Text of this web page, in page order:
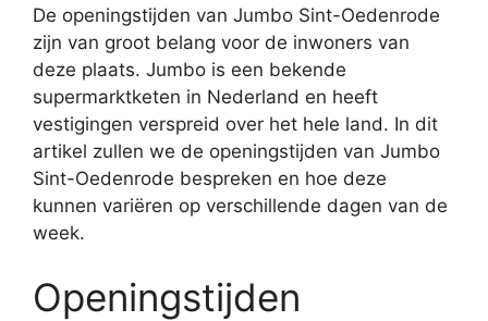
De openingstijden van Jumbo Sint-Oedenrode
zijn van groot belang voor de inwoners van
deze plaats. Jumbo is een bekende
supermarktketen in Nederland en heeft
vestigingen verspreid over het hele land. In dit
artikel zullen we de openingstijden van Jumbo
Sint-Oedenrode bespreken en hoe deze
kunnen variëren op verschillende dagen van de
week.
Openingstijden